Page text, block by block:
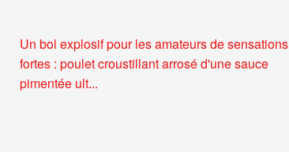
Un bol explosif pour les amateurs de sensations
fortes : poulet croustillant arrosé d'une sauce
pimentée ult...